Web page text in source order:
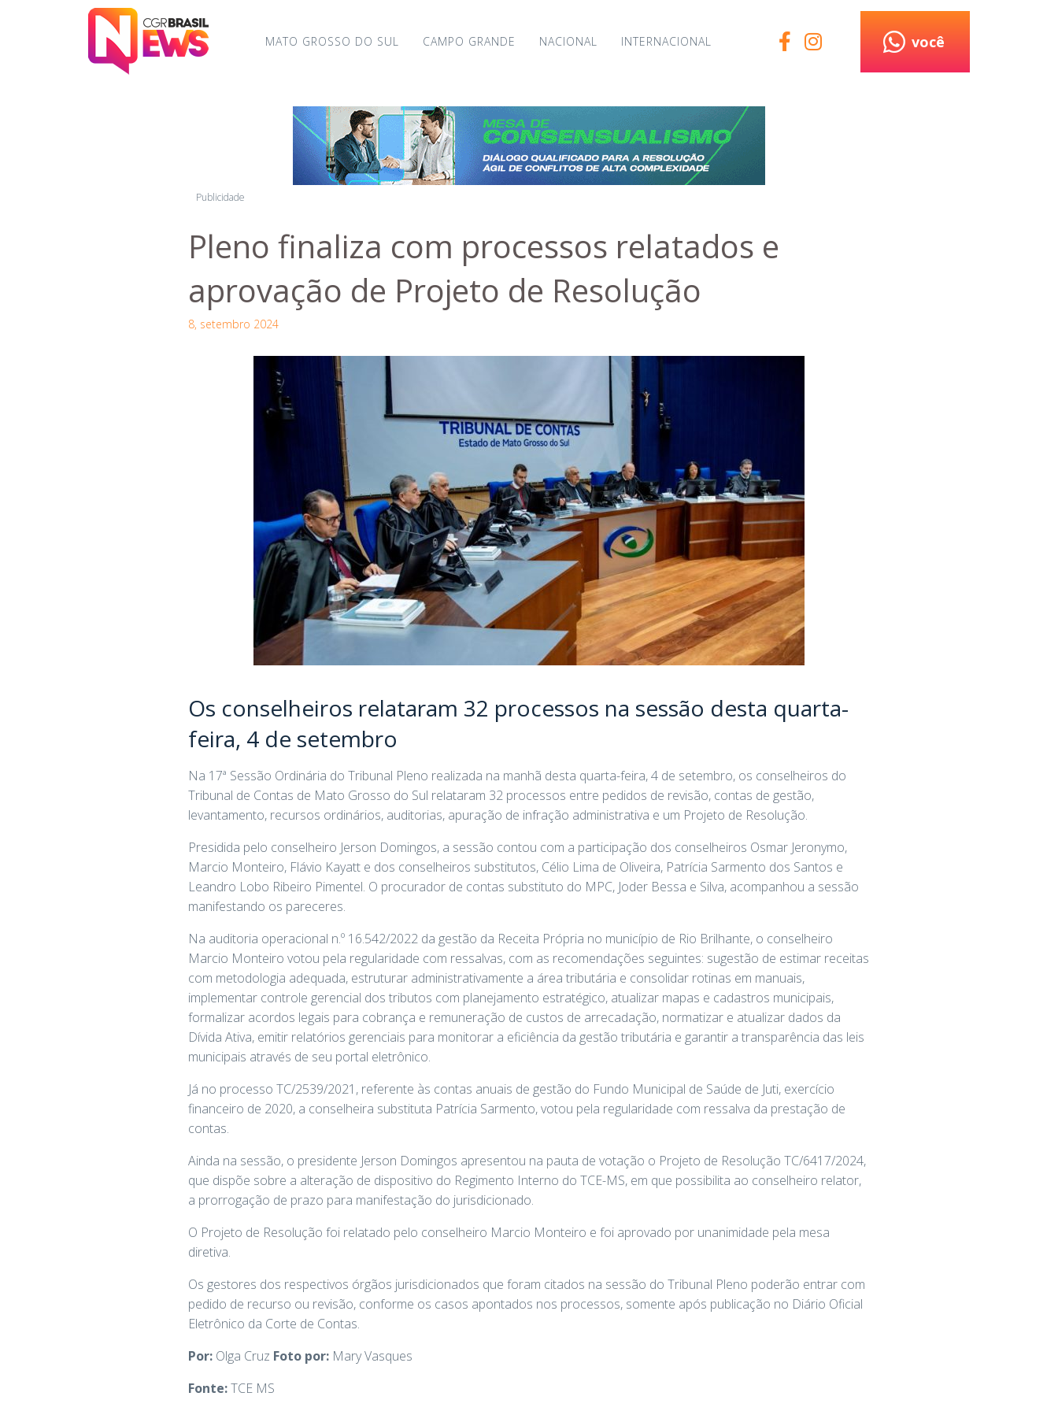
MATO GROSSO DO SUL CAMPO GRANDE NACIONAL INTERNACIONAL você
Publicidade
Pleno finaliza com processos relatados e
aprovação de Projeto de Resolução
8, setembro 2024
Os conselheiros relataram 32 processos na sessão desta quarta-
feira, 4 de setembro
Na 17ª Sessão Ordinária do Tribunal Pleno realizada na manhã desta quarta-feira, 4 de setembro, os conselheiros do
Tribunal de Contas de Mato Grosso do Sul relataram 32 processos entre pedidos de revisão, contas de gestão,
levantamento, recursos ordinários, auditorias, apuração de infração administrativa e um Projeto de Resolução.
Presidida pelo conselheiro Jerson Domingos, a sessão contou com a participação dos conselheiros Osmar Jeronymo,
Marcio Monteiro, Flávio Kayatt e dos conselheiros substitutos, Célio Lima de Oliveira, Patrícia Sarmento dos Santos e
Leandro Lobo Ribeiro Pimentel. O procurador de contas substituto do MPC, Joder Bessa e Silva, acompanhou a sessão
manifestando os pareceres.
Na auditoria operacional n.º 16.542/2022 da gestão da Receita Própria no município de Rio Brilhante, o conselheiro
Marcio Monteiro votou pela regularidade com ressalvas, com as recomendações seguintes: sugestão de estimar receitas
com metodologia adequada, estruturar administrativamente a área tributária e consolidar rotinas em manuais,
implementar controle gerencial dos tributos com planejamento estratégico, atualizar mapas e cadastros municipais,
formalizar acordos legais para cobrança e remuneração de custos de arrecadação, normatizar e atualizar dados da
Dívida Ativa, emitir relatórios gerenciais para monitorar a eficiência da gestão tributária e garantir a transparência das leis
municipais através de seu portal eletrônico.
Já no processo TC/2539/2021, referente às contas anuais de gestão do Fundo Municipal de Saúde de Juti, exercício
financeiro de 2020, a conselheira substituta Patrícia Sarmento, votou pela regularidade com ressalva da prestação de
contas.
Ainda na sessão, o presidente Jerson Domingos apresentou na pauta de votação o Projeto de Resolução TC/6417/2024,
que dispõe sobre a alteração de dispositivo do Regimento Interno do TCE-MS, em que possibilita ao conselheiro relator,
a prorrogação de prazo para manifestação do jurisdicionado.
O Projeto de Resolução foi relatado pelo conselheiro Marcio Monteiro e foi aprovado por unanimidade pela mesa
diretiva.
Os gestores dos respectivos órgãos jurisdicionados que foram citados na sessão do Tribunal Pleno poderão entrar com
pedido de recurso ou revisão, conforme os casos apontados nos processos, somente após publicação no Diário Oficial
Eletrônico da Corte de Contas.
Por: Olga Cruz Foto por: Mary Vasques
Fonte:TCE MS